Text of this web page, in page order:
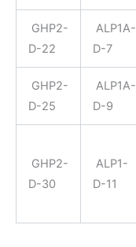
GHP2-
D-22
ALP1A-
D-7
GHP2-
D-25
ALP1A-
D-9
GHP2-
D-30
ALP1-
D-11